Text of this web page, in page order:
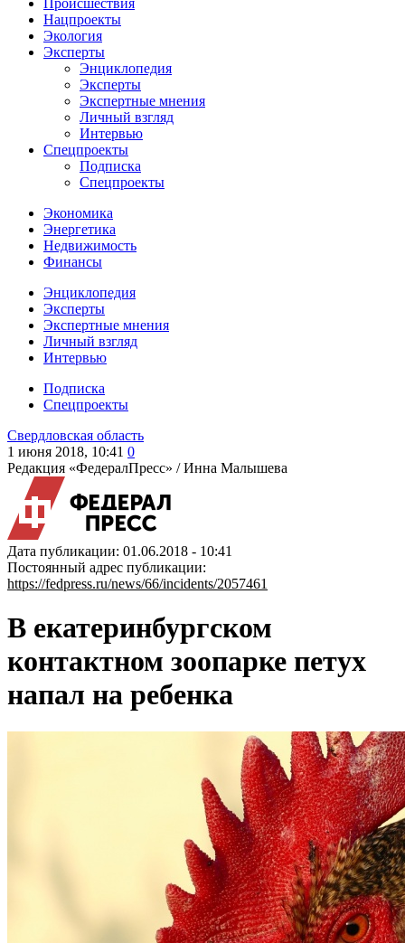
Происшествия
Нацпроекты
Экология
Эксперты
Энциклопедия
Эксперты
Экспертные мнения
Личный взгляд
Интервью
Спецпроекты
Подписка
Спецпроекты
Экономика
Энергетика
Недвижимость
Финансы
Энциклопедия
Эксперты
Экспертные мнения
Личный взгляд
Интервью
Подписка
Спецпроекты
Свердловская область
1 июня 2018, 10:41 0
Редакция «ФедералПресс» /Инна Малышева
Дата публикации: 01.06.2018 - 10:41
Постоянный адрес публикации:
https://fedpress.ru/news/66/incidents/2057461
В екатеринбургском
контактном зоопарке петух
напал на ребенка